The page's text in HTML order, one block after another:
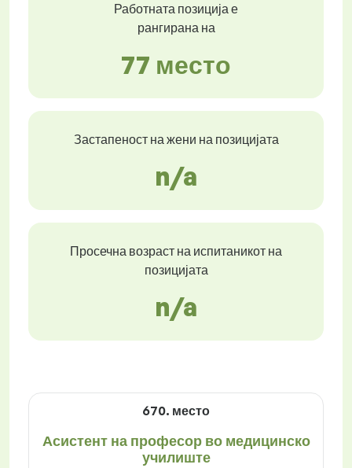
Работната позиција е
рангирана на
77 место
Застапеност на жени на позицијата
n/a
Просечна возраст на испитаникот на
позицијата
n/a
670. место
Асистент на професор во медицинско
училиште